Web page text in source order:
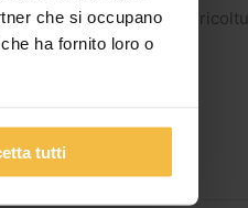
che si occupano
ha fornito loro o
tutti
regionale
programmazione”.
[…]